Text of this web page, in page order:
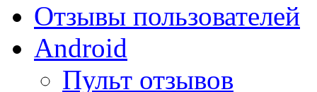
Отзывы пользователей
Android
Пульт отзывов